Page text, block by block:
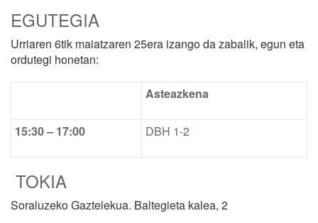
EGUTEGIA
Urriaren 6tik maiatzaren 25era izango da zabalik, egun eta
ordutegi honetan:
Asteazkena
15:30 – 17:00 DBH 1-2
TOKIA
Soraluzeko Gaztelekua. Baltegieta kalea, 2